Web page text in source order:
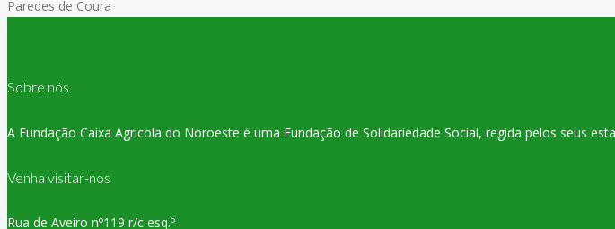
Paredes de Coura
Sobre nós
A Fundação Caixa Agricola do Noroeste é uma Fundação de Solidariedade Social, regida pelos seus
Venha visitar-nos
Rua de Aveiro nº119 r/c esq.º